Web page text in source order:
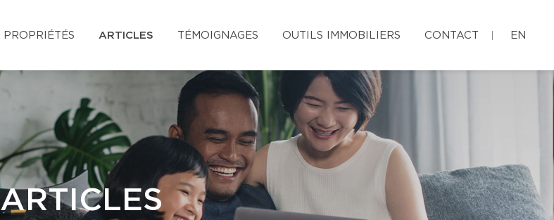
PROPRIÉTÉS ARTICLES TÉMOIGNAGES OUTILS IMMOBILIERS CONTACT EN
ARTICLES